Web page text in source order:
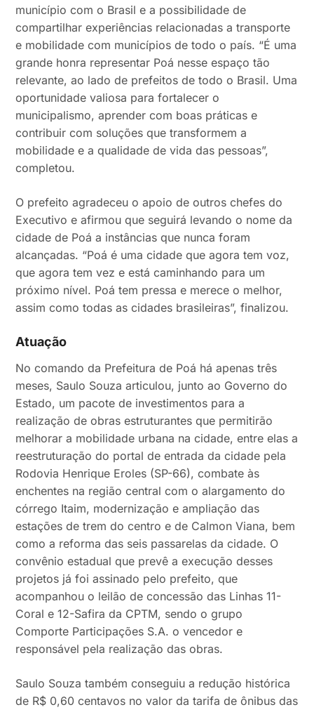
município com o Brasil e a possibilidade de
compartilhar experiências relacionadas a transporte
e mobilidade com municípios de todo o país. “É uma
grande honra representar Poá nesse espaço tão
relevante, ao lado de prefeitos de todo o Brasil. Uma
oportunidade valiosa para fortalecer o
municipalismo, aprender com boas práticas e
contribuir com soluções que transformem a
mobilidade e a qualidade de vida das pessoas”,
completou.
O prefeito agradeceu o apoio de outros chefes do
Executivo e afirmou que seguirá levando o nome da
cidade de Poá a instâncias que nunca foram
alcançadas. “Poá é uma cidade que agora tem voz,
que agora tem vez e está caminhando para um
próximo nível. Poá tem pressa e merece o melhor,
assim como todas as cidades brasileiras”, finalizou.
Atuação
No comando da Prefeitura de Poá há apenas três
meses, Saulo Souza articulou, junto ao Governo do
Estado, um pacote de investimentos para a
realização de obras estruturantes que permitirão
melhorar a mobilidade urbana na cidade, entre elas a
reestruturação do portal de entrada da cidade pela
Rodovia Henrique Eroles (SP-66), combate às
enchentes na região central com o alargamento do
córrego Itaim, modernização e ampliação das
estações de trem do centro e de Calmon Viana, bem
como a reforma das seis passarelas da cidade. O
convênio estadual que prevê a execução desses
projetos já foi assinado pelo prefeito, que
acompanhou o leilão de concessão das Linhas 11-
Coral e 12-Safira da CPTM, sendo o grupo
Comporte Participações S.A. o vencedor e
responsável pela realização das obras.
Saulo Souza também conseguiu a redução histórica
de R$ 0,60 centavos no valor da tarifa de ônibus das